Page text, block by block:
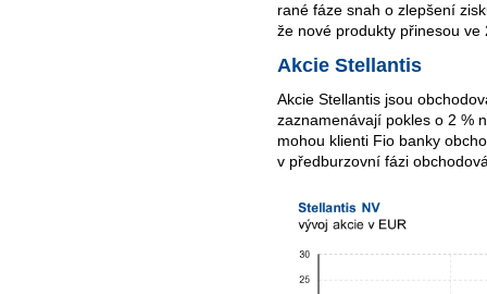
rané fáze snah o zlepšení
že nové produkty přinesou ve
Akcie Stellantis
Akcie Stellantis jsou
zaznamenávají pokles o 2 %
mohou klienti Fio banky
v předburzovní fázi